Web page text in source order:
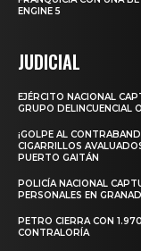
ENGINE 5
JUDICIAL
EJÉRCITO NACIONAL
GRUPO DELINCUENCIAL
¡GOLPE AL
CIGARRILLOS
PUERTO GAITÁN
POLICÍA NACIONAL
PERSONALES EN
PETRO CIERRA CON
CONTRALORÍA